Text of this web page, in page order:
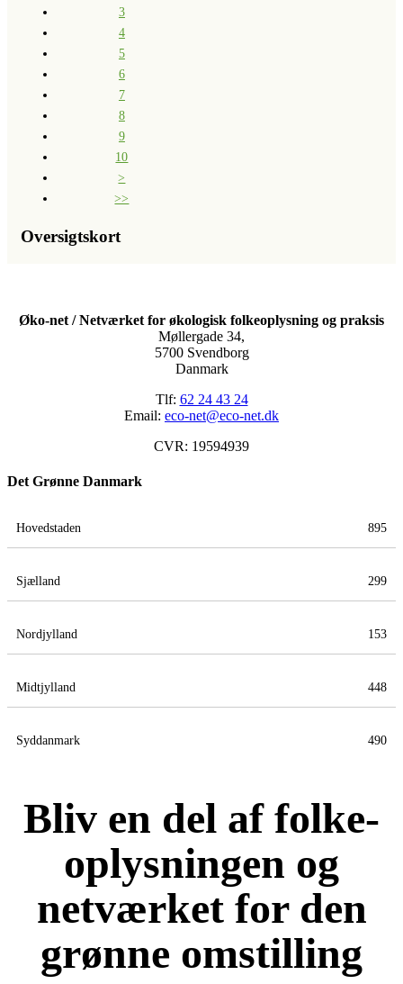
3
4
5
6
7
8
9
10
>
>>
Oversigtskort
Øko-net / Netværket for økologisk folkeoplysning og praksis
Møllergade 34,
5700 Svendborg
Danmark
Tlf: 62 24 43 24
Email: eco-net@eco-net.dk
CVR: 19594939
Det Grønne Danmark
Hovedstaden 895
Sjælland 299
Nordjylland 153
Midtjylland 448
Syddanmark 490
Bliv en del af folke-
oplysningen og
netværket for den
grønne omstilling